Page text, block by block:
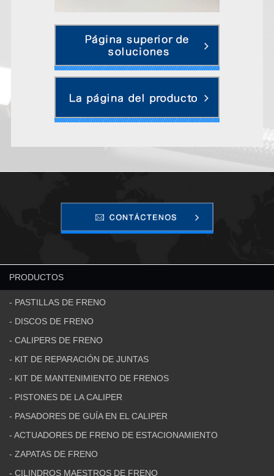
PRODUCTOS
- PASTILLAS DE FRENO
- DISCOS DE FRENO
- CALIPERS DE FRENO
- KIT DE REPARACIÓN DE JUNTAS
- KIT DE MANTENIMIENTO DE FRENOS
- PISTONES DE LA CALIPER
- PASADORES DE GUÍA EN EL CALIPER
- ACTUADORES DE FRENO DE ESTACIONAMIENTO
- ZAPATAS DE FRENO
- CILINDROS MAESTROS DE FRENO